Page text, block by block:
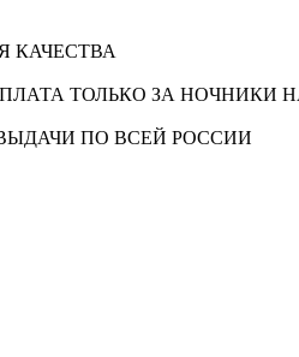
КАЧЕСТВА
ТОЛЬКО ЗА НОЧНИКИ
ПО ВСЕЙ РОССИИ